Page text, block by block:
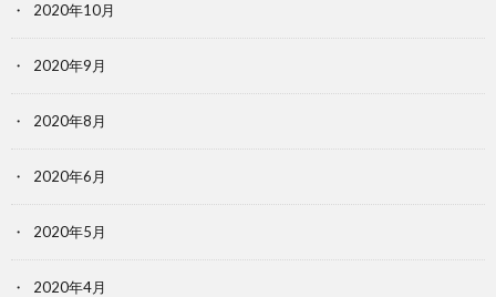
2020年10月
2020年9月
2020年8月
2020年6月
2020年5月
2020年4月